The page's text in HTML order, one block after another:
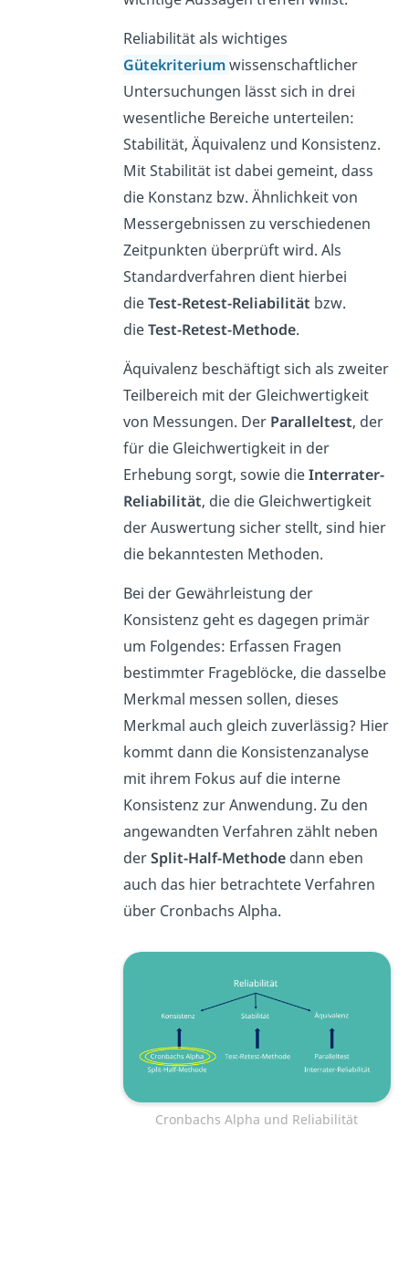
Reliabilität als wichtiges
Gütekriteriumwissenschaftlicher
Untersuchungen lässt sich in drei
wesentliche Bereiche unterteilen:
Stabilität, Äquivalenz und Konsistenz.
Mit Stabilität ist dabei gemeint, dass
die Konstanz bzw. Ähnlichkeit von
Messergebnissen zu verschiedenen
Zeitpunkten überprüft wird. Als
Standardverfahren dient hierbei
dieTest-Retest-Reliabilität bzw.
dieTest-Retest-Methode.
Äquivalenz beschäftigt sich als zweiter
Teilbereich mit der Gleichwertigkeit
von Messungen. Der Paralleltest, der
für die Gleichwertigkeit in der
Erhebung sorgt, sowie dieInterrater-
Reliabilität, die die Gleichwertigkeit
der Auswertung sicher stellt, sind hier
die bekanntesten Methoden.
Bei der Gewährleistung der
Konsistenz geht es dagegen primär
um Folgendes: Erfassen Fragen
bestimmter Frageblöcke, die dasselbe
Merkmal messen sollen, dieses
Merkmal auch gleich zuverlässig? Hier
kommt dann die Konsistenzanalyse
mit ihrem Fokus auf die interne
Konsistenz zur Anwendung. Zu den
angewandten Verfahren zählt neben
derSplit-Half-Methodedann eben
auch das hier betrachtete Verfahren
über Cronbachs Alpha.
Cronbachs Alpha und Reliabilität